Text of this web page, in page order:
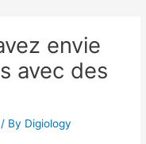
envie
avec des
/ By Digiology